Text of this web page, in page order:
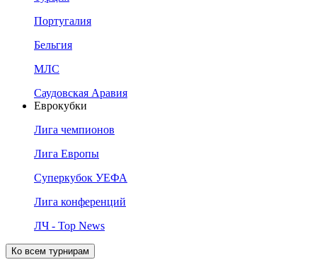
Португалия
Бельгия
МЛС
Саудовская Аравия
Еврокубки
Лига чемпионов
Лига Европы
Суперкубок УЕФА
Лига конференций
ЛЧ - Top News
Ко всем турнирам